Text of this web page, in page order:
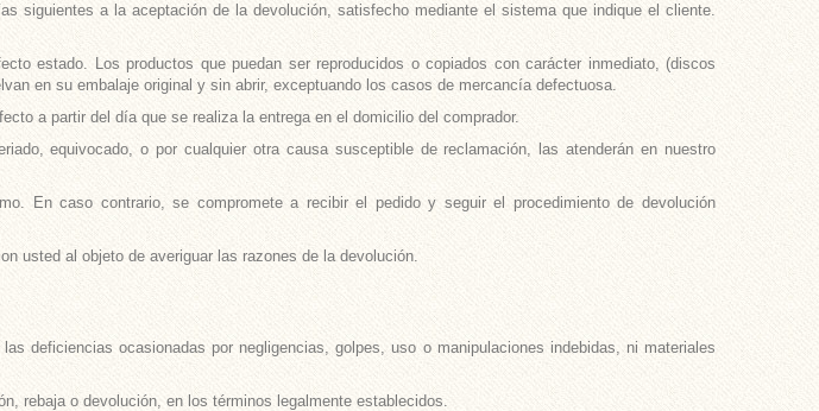
siguientes a la aceptación de la devolución, satisfecho mediante el sistema que indique el cliente.
estado. Los productos que puedan ser reproducidos o copiados con carácter inmediato, (discos
en su embalaje original y sin abrir, exceptuando los casos de mercancía defectuosa.
a partir del día que se realiza la entrega en el domicilio del comprador.
equivocado, o por cualquier otra causa susceptible de reclamación, las atenderán en nuestro
En caso contrario, se compromete a recibir el pedido y seguir el procedimiento de devolución
usted al objeto de averiguar las razones de la devolución.
deficiencias ocasionadas por negligencias, golpes, uso o manipulaciones indebidas, ni materiales
rebaja o devolución, en los términos legalmente establecidos.